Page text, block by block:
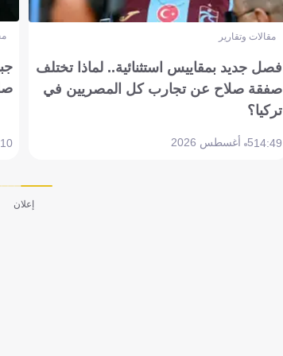
مقالات وتقارير
فصل جديد بمقاييس استثنائية.. لماذا تختلف
صفقة صلاح عن تجارب كل المصريين في
تركيا؟
14:495 أغسطس 2026
إعلان